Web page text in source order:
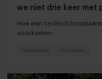
we niet drie keer met
Hoe een cyclisch
voorkomen
Foodservice Concepten